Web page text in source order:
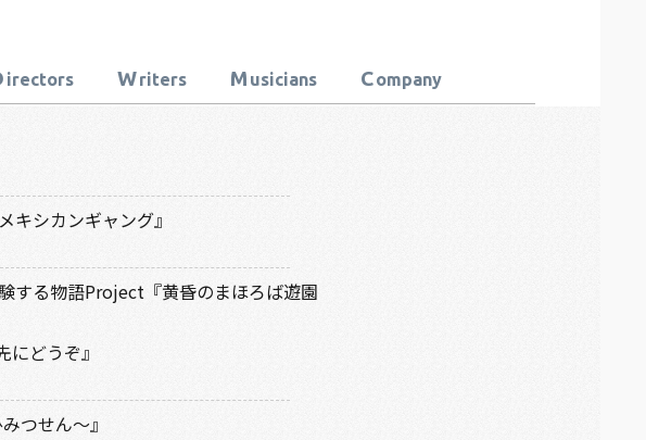
irectors Writers M usicians Company
キシカンギャング』
する物語Project『黄昏のまほろば遊園
どうぞ』
つせん～』